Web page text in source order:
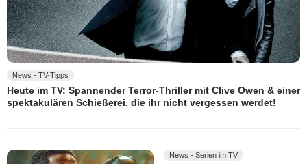
News - TV-Tipps
Heute im TV: Spannender Terror-Thriller mit Clive Owen & einer
spektakulären Schießerei, die ihr nicht vergessen werdet!
News - Serien im TV